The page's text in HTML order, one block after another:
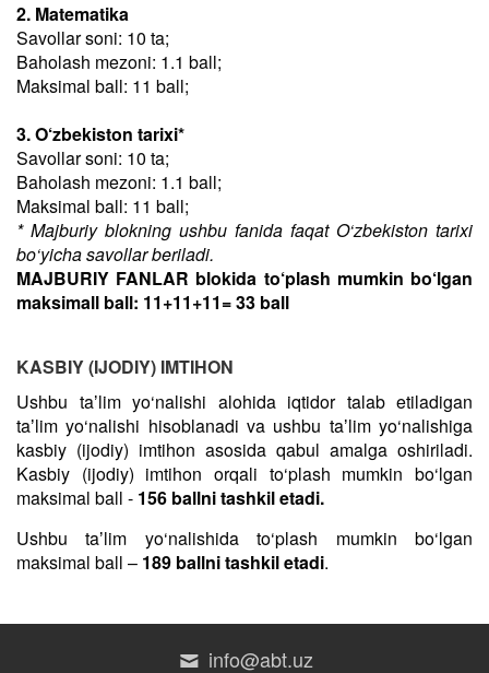
2. Matematika
Savollar soni: 10 ta;
Baholash mezoni: 1.1 ball;
Maksimal ball: 11 ball;
3. O‘zbekiston tarixi*
Savollar soni: 10 ta;
Baholash mezoni: 1.1 ball;
Maksimal ball: 11 ball;
* Majburiy blokning ushbu fanida faqat O‘zbekiston tarixi
bo‘yicha savollar beriladi.
MAJBURIY FANLAR blokida to‘plash mumkin bo‘lgan
maksimall ball: 11+11+11= 33 ball
KASBIY (IJODIY) IMTIHON
Ushbu taʼlim yo‘nalishi alohida iqtidor talab etiladigan
taʼlim yo‘nalishi hisoblanadi va ushbu taʼlim yo‘nalishiga
kasbiy (ijodiy) imtihon asosida qabul amalga oshiriladi.
Kasbiy (ijodiy) imtihon orqali to‘plash mumkin bo‘lgan
maksimal ball - 156 ballni tashkil etadi.
Ushbu taʼlim yo‘nalishida to‘plash mumkin bo‘lgan
maksimal ball – 189 ballni tashkil etadi.
info@abt.uz